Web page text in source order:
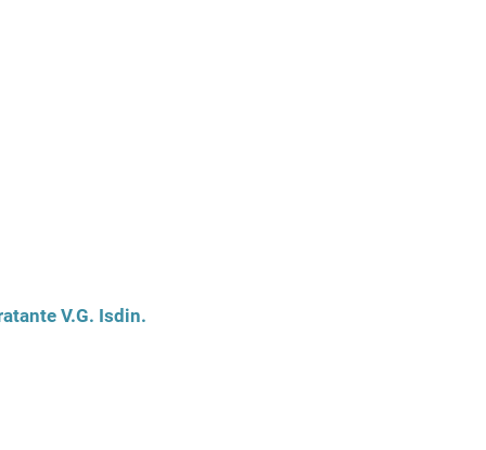
V.G. Isdin.